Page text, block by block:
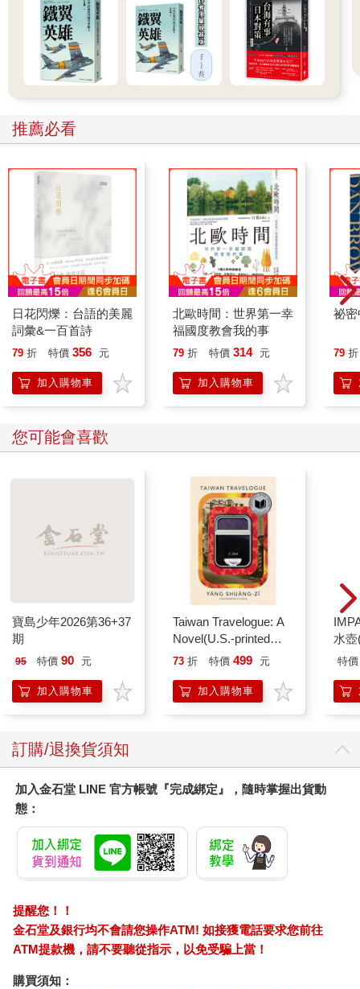
推薦必看
日花閃爍：台語的美麗
詞彙&一百首詩
79 折 特價 356 元
加入購物車
北歐時間：世界第一幸
福國度教會我的事
79 折 特價 314 元
加入購物車
祕
79 折
您可能會喜歡
寶島少年2026第36+37
期
95 特價 90 元
加入購物車
Taiwan Travelogue: A
Novel(U.S.-printed
edition)
73 折 特價 499 元
加入購物車
水
特價
訂購/退換貨須知
加入金石堂 LINE 官方帳號『完成綁定』，隨時掌握出貨動
態：
提醒您！！
金石堂及銀行均不會請您操作ATM! 如接獲電話要求您前往
ATM提款機，請不要聽從指示，以免受騙上當！
購買須知：